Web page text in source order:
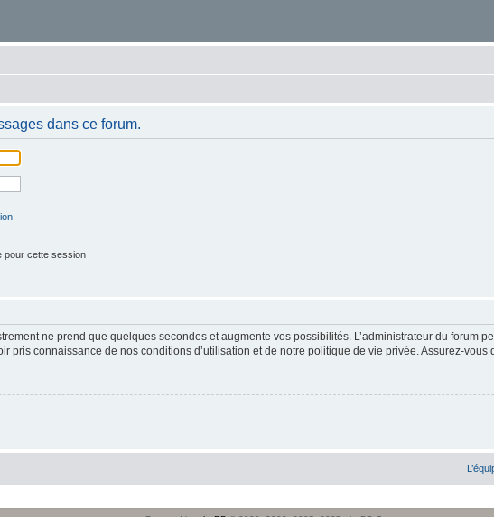
dans ce forum.
pour cette session
ne prend que quelques secondes et augmente vos possibilités. L’administrateur du forum
pris connaissance de nos conditions d’utilisation et de notre politique de vie privée. Assurez-